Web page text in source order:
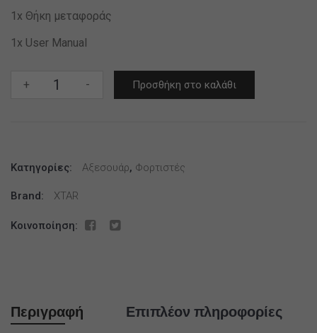
1x Θήκη μεταφοράς
1x User Manual
+
Φορτιστής
- Προσθήκη στο καλάθι
Κατηγορίες: Αξεσουάρ, Φορτιστές
Brand: XTAR
Κοινοποίηση:
Περιγραφή Επιπλέον πληροφορίες